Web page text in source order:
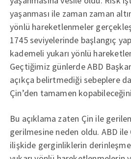
yaşanması ile zaman zaman
yönlü hareketlenmeler
1745 seviyelerinde başlangıç
kademeli yukarı yönlü
Geçtiğimiz günlerde ABD
açıkça belirtmediği sebeplere
Çin’den tamamen
Bu açıklama zaten Çin ile
gerilmesine neden oldu. ABD ile
ilişkide gerginliklerin